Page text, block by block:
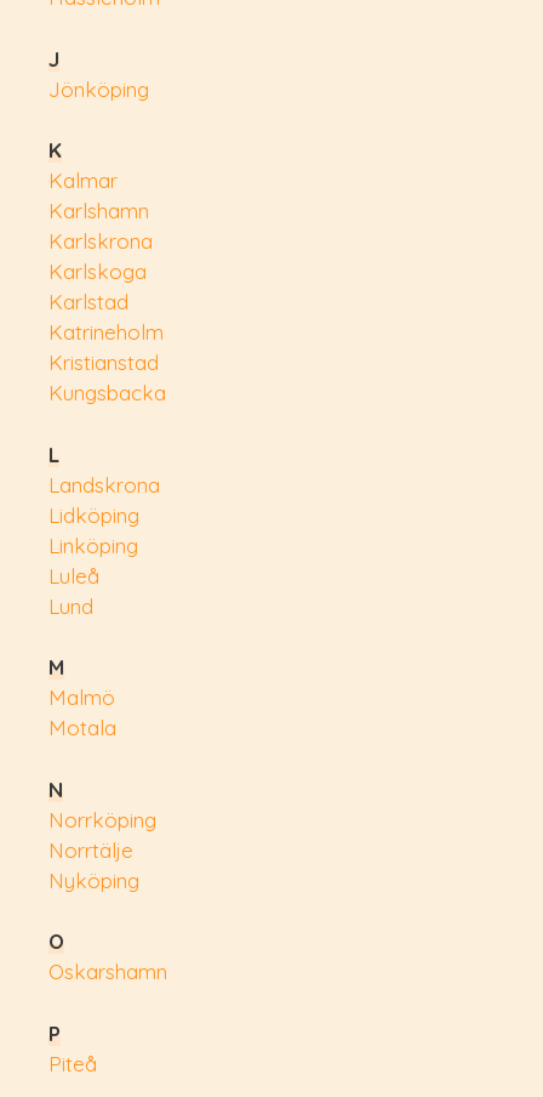
J
Jönköping
K
Kalmar
Karlshamn
Karlskrona
Karlskoga
Karlstad
Katrineholm
Kristianstad
Kungsbacka
L
Landskrona
Lidköping
Linköping
Luleå
Lund
M
Malmö
Motala
N
Norrköping
Norrtälje
Nyköping
O
Oskarshamn
P
Piteå